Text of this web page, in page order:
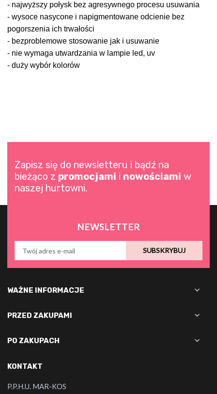
- najwyższy połysk bez agresywnego procesu usuwania
- wysoce nasycone i napigmentowane odcienie bez
pogorszenia ich trwałości
- bezproblemowe stosowanie jak i usuwanie
- nie wymaga utwardzania w lampie led, uv
- duży wybór kolorów
Zapisz się do newsletteru i bądź na
bieżąco z promocjami i nowościami w
naszej hurtowni.
NEWSLETTER
SUBSKRYBUJ
WAŻNE INFORMACJE 
PRZED ZAKUPAMI 
PO ZAKUPACH 
KONTAKT
P.P.H.U. MAR-KOS